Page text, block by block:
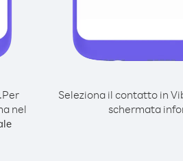
Per
nel
Seleziona il contatto in
schermata